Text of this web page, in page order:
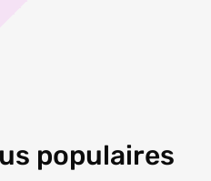
populaires